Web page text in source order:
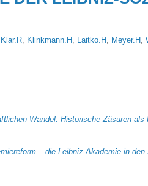
Klar.R Klinkmann.H Laitko.H Meyer.H
Wandel. Historische Zäsuren als
– die Leibniz-Akademie in den